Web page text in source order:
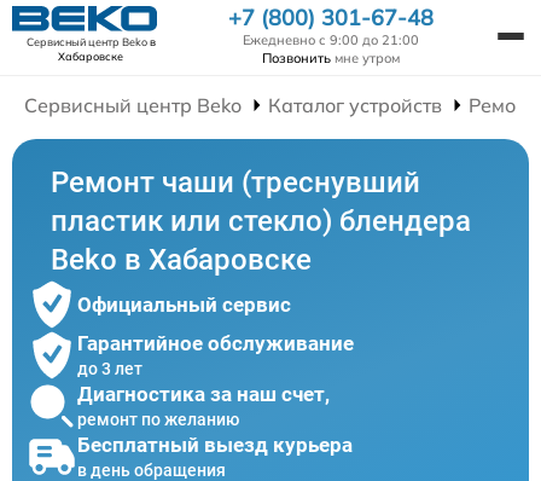
Сервисный центр Bekoв
Хабаровске
+7 (800) 301-67-48
Ежедневно с 9:00 до 21:00
Позвонить мне утром
Сервисный центр Beko Каталог устройств
Ремонт чаши (треснувший
пластик или стекло) блендера
Beko в Хабаровске
Официальный сервис
Гарантийное обслуживание
до 3 лет
Диагностика за наш счет,
ремонт по желанию
Бесплатный выезд курьера
в день обращения